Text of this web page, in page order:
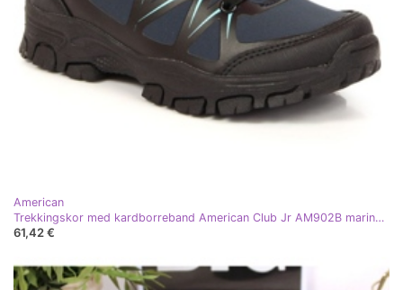
American
Trekkingskor med kardborreband American Club Jr AM902B marinblå
61,42 €